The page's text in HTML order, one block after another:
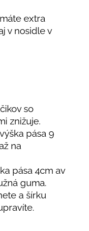
extra
v nosidle v
so
znižuje.
pása 9
na
pása 4cm av
guma.
a šírku